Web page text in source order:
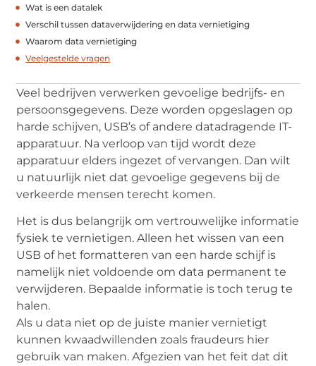
Wat is een datalek
Verschil tussen dataverwijdering en data vernietiging
Waarom data vernietiging
Veelgestelde vragen
Veel bedrijven verwerken gevoelige bedrijfs- en
persoonsgegevens. Deze worden opgeslagen op
harde schijven, USB’s of andere datadragende IT-
apparatuur. Na verloop van tijd wordt deze
apparatuur elders ingezet of vervangen. Dan wilt
u natuurlijk niet dat gevoelige gegevens bij de
verkeerde mensen terecht komen.
Het is dus belangrijk om vertrouwelijke informatie
fysiek te vernietigen. Alleen het wissen van een
USB of het formatteren van een harde schijf is
namelijk niet voldoende om data permanent te
verwijderen. Bepaalde informatie is toch terug te
halen.
Als u data niet op de juiste manier vernietigt
kunnen kwaadwillenden zoals fraudeurs hier
gebruik van maken. Afgezien van het feit dat dit